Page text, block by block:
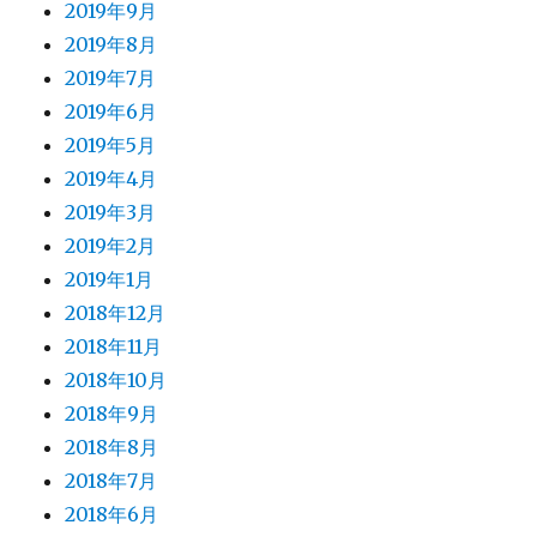
2019年9月
2019年8月
2019年7月
2019年6月
2019年5月
2019年4月
2019年3月
2019年2月
2019年1月
2018年12月
2018年11月
2018年10月
2018年9月
2018年8月
2018年7月
2018年6月